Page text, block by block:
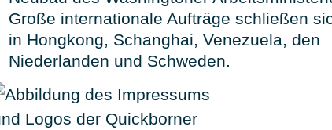
Große internationale Aufträge schließen
in Hongkong, Schanghai, Venezuela, den
Niederlanden und Schweden.